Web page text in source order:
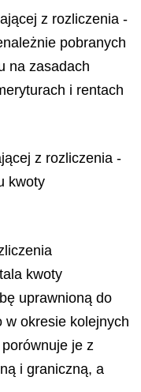
z rozliczenia -
pobranych
na zasadach
i rentach
z rozliczenia -
kwoty
kwoty
uprawnioną do
w okresie kolejnych
je z
i graniczną, a